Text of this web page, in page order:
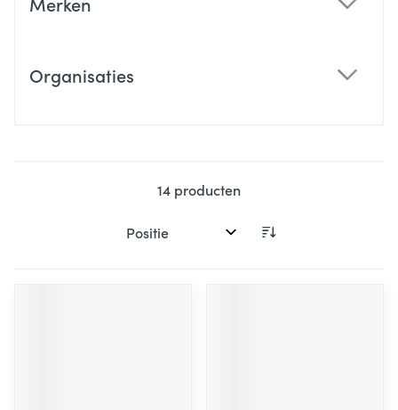
Organisaties
14 producten
Sorteer op: